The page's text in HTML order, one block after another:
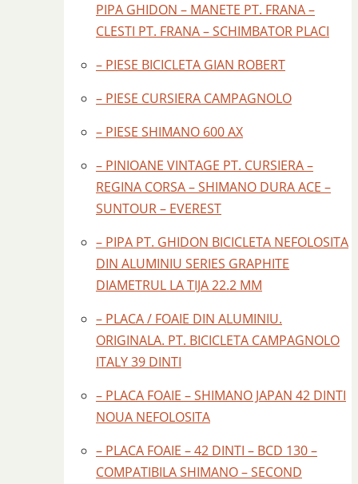
PIPA GHIDON – MANETE PT. FRANA –
CLESTI PT. FRANA – SCHIMBATOR PLACI
– PIESE BICICLETA GIAN ROBERT
– PIESE CURSIERA CAMPAGNOLO
– PIESE SHIMANO 600 AX
– PINIOANE VINTAGE PT. CURSIERA –
REGINA CORSA – SHIMANO DURA ACE –
SUNTOUR – EVEREST
– PIPA PT. GHIDON BICICLETA NEFOLOSITA
DIN ALUMINIU SERIES GRAPHITE
DIAMETRUL LA TIJA 22.2 MM
– PLACA / FOAIE DIN ALUMINIU.
ORIGINALA. PT. BICICLETA CAMPAGNOLO
ITALY 39 DINTI
– PLACA FOAIE – SHIMANO JAPAN 42 DINTI
NOUA NEFOLOSITA
– PLACA FOAIE – 42 DINTI – BCD 130 –
COMPATIBILA SHIMANO – SECOND